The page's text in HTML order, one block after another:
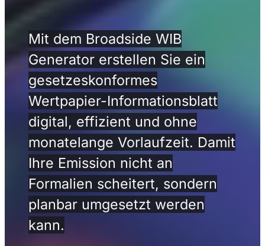
Mit dem Broadside WIB
Generator erstellen Sie ein
gesetzeskonformes
Wertpapier-Informationsblatt
digital, effizient und ohne
monatelange Vorlaufzeit. Damit
Ihre Emission nicht an
Formalien scheitert, sondern
planbar umgesetzt werden
kann.